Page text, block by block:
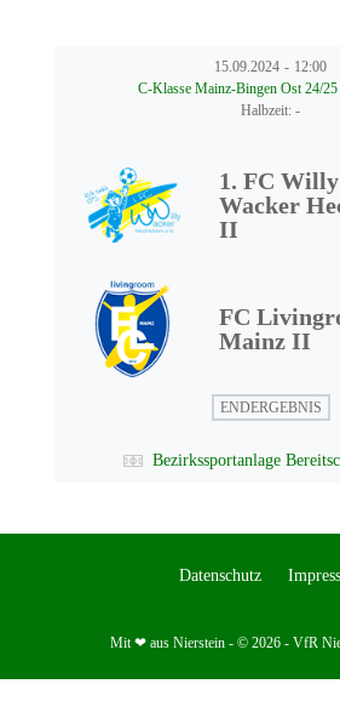
15.09.2024 - 12:00
C-Klasse Mainz-Bingen Ost 24/25
Halbzeit: -
1. FC Willy
Wacker
II
FC
Mainz II
ENDERGEBNIS
Bezirkssportanlage
Datenschutz
Mit ❤ aus Nierstein - © 2026 - VfR